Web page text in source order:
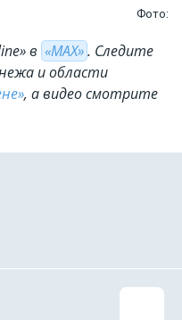
Фото:
в «МАХ». Cледите
и области
, а видео смотрите